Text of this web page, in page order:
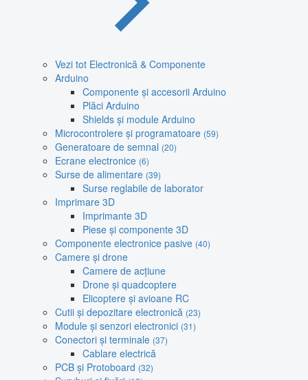
Vezi tot Electronică & Componente
Arduino
Componente și accesorii Arduino
Plăci Arduino
Shields și module Arduino
Microcontrolere și programatoare (59)
Generatoare de semnal (20)
Ecrane electronice (6)
Surse de alimentare (39)
Surse reglabile de laborator
Imprimare 3D
Imprimante 3D
Piese și componente 3D
Componente electronice pasive (40)
Camere și drone
Camere de acțiune
Drone și quadcoptere
Elicoptere și avioane RC
Cutii și depozitare electronică (23)
Module și senzori electronici (31)
Conectori și terminale (37)
Cablare electrică
PCB și Protoboard (32)